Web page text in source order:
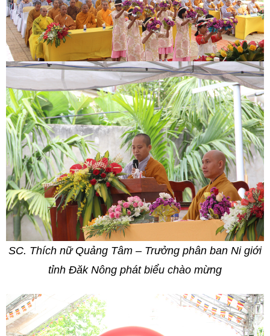
SC. Thích nữ Quảng Tâm – Trưởng phân ban Ni giới
tỉnh Đăk Nông phát biểu chào mừng